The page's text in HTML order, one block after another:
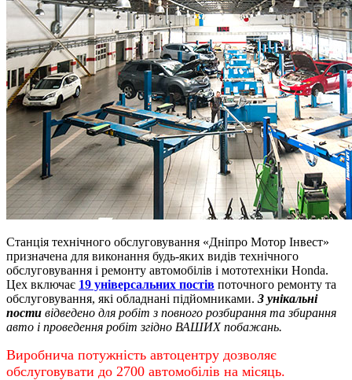
Станція технічного обслуговування «Дніпро Мотор Інвест»
призначена для виконання будь-яких видів технічного
обслуговування і ремонту автомобілів і мототехніки Honda.
Цех включає 19 універсальних постів поточного ремонту та
обслуговування, які обладнані підйомниками. 3 унікальні
пости відведено для робіт з повного розбирання та збирання
авто і проведення робіт згідно ВАШИХ побажань.
Виробнича потужність автоцентру дозволяє
обслуговувати до 2700 автомобілів на місяць.